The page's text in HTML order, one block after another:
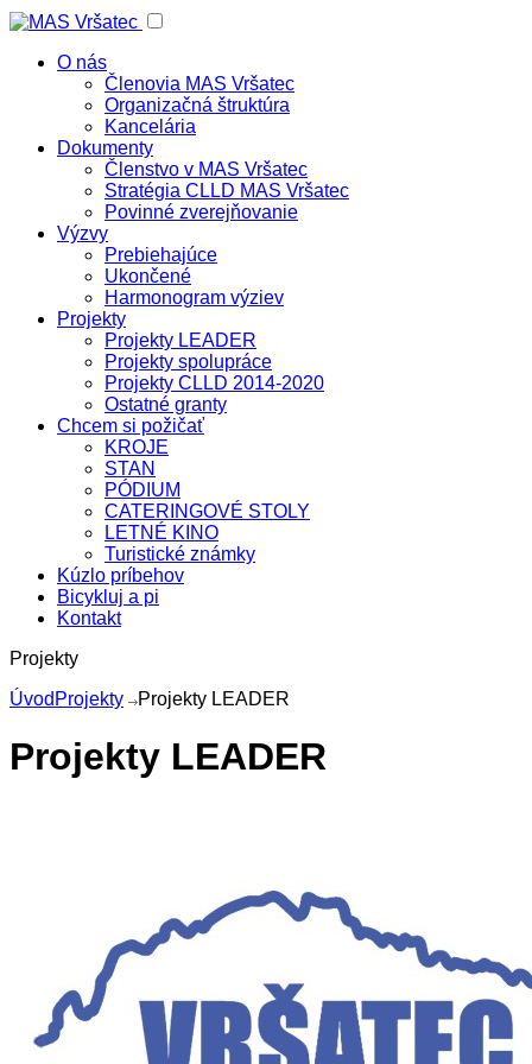
O nás
Členovia MAS Vršatec
Organizačná štruktúra
Kancelária
Dokumenty
Členstvo v MAS Vršatec
Stratégia CLLD MAS Vršatec
Povinné zverejňovanie
Výzvy
Prebiehajúce
Ukončené
Harmonogram výziev
Projekty
Projekty LEADER
Projekty spolupráce
Projekty CLLD 2014-2020
Ostatné granty
Chcem si požičať
KROJE
STAN
PÓDIUM
CATERINGOVÉ STOLY
LETNÉ KINO
Turistické známky
Kúzlo príbehov
Bicykluj a pi
Kontakt
Projekty
Úvod Projekty Projekty LEADER
Projekty LEADER